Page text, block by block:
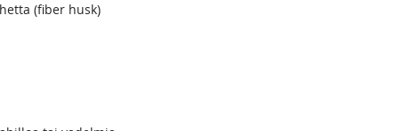
(fiber husk)